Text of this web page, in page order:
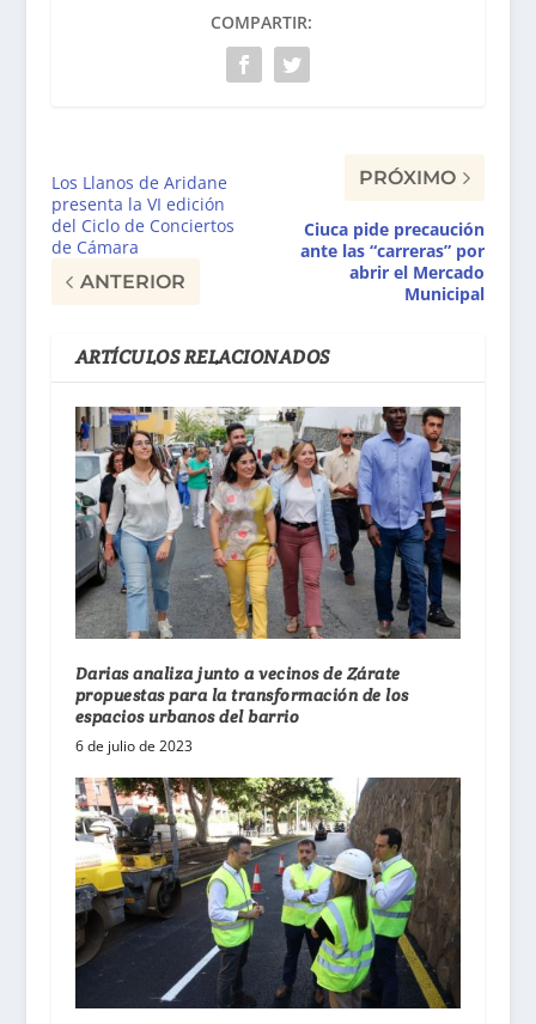
COMPARTIR:
Los Llanos de Aridane
presenta la VI edición
del Ciclo de Conciertos
de Cámara
ANTERIOR
PRÓXIMO
Ciuca pide precaución
ante las “carreras” por
abrir el Mercado
Municipal
ARTÍCULOS RELACIONADOS
Darias analiza junto a vecinos de Zárate
propuestas para la transformación de los
espacios urbanos del barrio
6 de julio de 2023